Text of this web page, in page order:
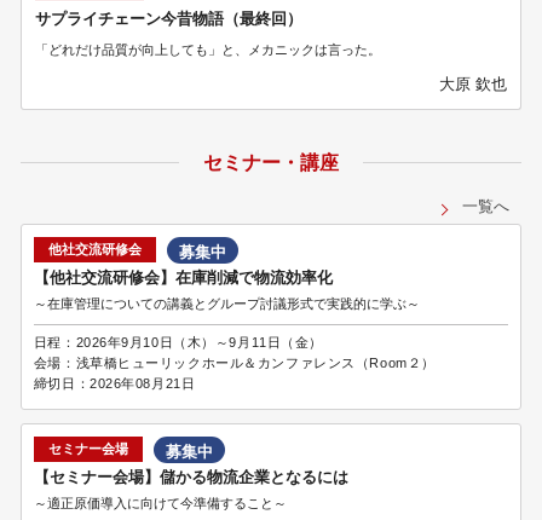
サプライチェーン今昔物語（最終回）
「どれだけ品質が向上しても」と、メカニックは言った。
大原 欽也
セミナー・講座
一覧へ
他社交流研修会
募集中
【他社交流研修会】在庫削減で物流効率化
～在庫管理についての講義とグループ討議形式で実践的に学ぶ～
日程： 2026年9月10日（木）～9月11日（金）
会場： 浅草橋ヒューリックホール＆カンファレンス（Room２）
締切日：2026年08月21日
セミナー会場
募集中
【セミナー会場】儲かる物流企業となるには
～適正原価導入に向けて今準備すること～